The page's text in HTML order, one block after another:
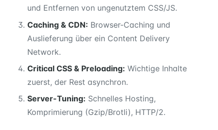
und Entfernen von ungenutztem CSS/JS.
Caching & CDN: Browser-Caching und
Auslieferung über ein Content Delivery
Network.
Critical CSS & Preloading: Wichtige Inhalte
zuerst, der Rest asynchron.
Server-Tuning: Schnelles Hosting,
Komprimierung (Gzip/Brotli), HTTP/2.